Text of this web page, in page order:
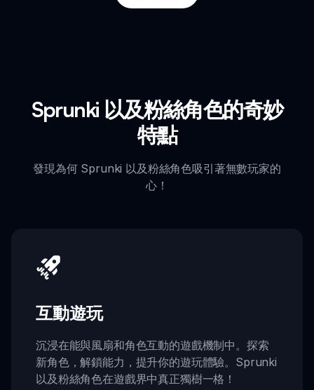
Sprunki 以及粉絲角色的奇妙
特點
發現為何 Sprunki 以及粉絲角色吸引著無數玩家的
心！
互動遊玩
沉浸在能與風扇和角色互動的遊戲機制中。探索
新角色，解鎖能力，提升你的遊玩體驗。Sprunki
以及粉絲角色在遊戲界中真正獨樹一格！